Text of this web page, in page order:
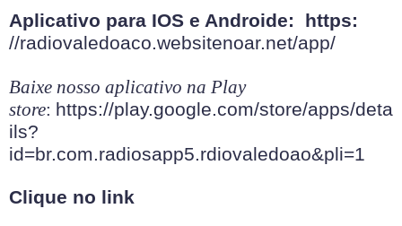
Aplicativo para IOS e Androide: https:
//radiovaledoaco.websitenoar.net/app/
Baixe nosso aplicativo na Play
store: https://play.google.com/store/apps/deta
ils?
id=br.com.radiosapp5.rdiovaledoao&pli=1
Clique no link